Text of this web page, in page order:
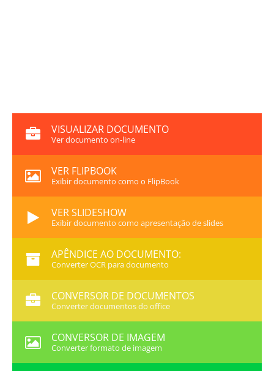
VISUALIZAR DOCUMENTO
Ver documento on-line
VER FLIPBOOK
Exibir documento como o FlipBook
VER SLIDESHOW
Exibir documento como apresentação de slides
APÊNDICE AO DOCUMENTO:
Converter OCR para documento
CONVERSOR DE DOCUMENTOS
Converter documentos do office
CONVERSOR DE IMAGEM
Converter formato de imagem